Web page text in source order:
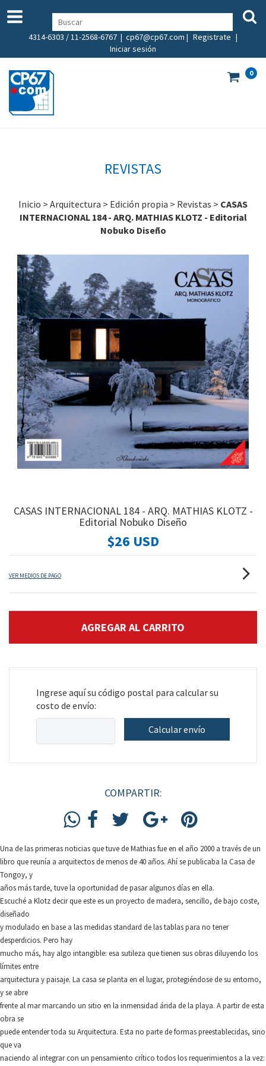
4314-6303 / 11-2568-6767 | cp67@cp67.com | Registrate |
Iniciar sesión
0
REVISTAS
Inicio > Arquitectura > Edición propia > Revistas > CASAS
INTERNACIONAL 184 - ARQ. MATHIAS KLOTZ - Editorial
Nobuko Diseño
CASAS INTERNACIONAL 184 - ARQ. MATHIAS KLOTZ -
Editorial Nobuko Diseño
$26 USD
VER MEDIOS DE PAGO
Ingrese aquí su código postal para calcular su
costo de envío:
Calcular envío
COMPARTIR:
Una de las primeras noticias que tuve de Mathias fue en el año 2000 a través de un
libro que reunía a arquitectos de menos de 40 años. Ahí se publicaba la Casa de
Tongoy, y
años más tarde, tuve la oportunidad de pasar algunos días en ella.
Escuché a Klotz decir que este es un proyecto de madera, sencillo, de bajo coste,
diseñado
y modulado en base a las medidas standard de las tablas para no tener
desperdicios. Pero hay
mucho más, hay algo intangible: esa sutileza que tienen sus obras diluyendo los
límites entre
arquitectura y paisaje. La casa se planta en el lugar, protegiéndose de su entorno,
y se abre
frente al mar marcando un sitio en la inmensidad árida de la playa. A partir de esta
obra se
puede entender toda su Arquitectura. Esta no parte de formas preestablecidas, sino
que va
naciendo al integrar con un pensamiento crítico todos los requerimientos a la vez: